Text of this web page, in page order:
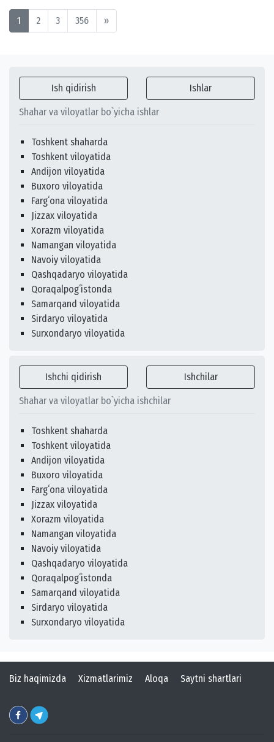
1 2 3 356 »
Ish qidirish Ishlar
Shahar va viloyatlar bo`yicha ishlar
Toshkent shaharda
Toshkent viloyatida
Andijon viloyatida
Buxoro viloyatida
Fargʻona viloyatida
Jizzax viloyatida
Xorazm viloyatida
Namangan viloyatida
Navoiy viloyatida
Qashqadaryo viloyatida
Qoraqalpogʻistonda
Samarqand viloyatida
Sirdaryo viloyatida
Surxondaryo viloyatida
Ishchi qidirish Ishchilar
Shahar va viloyatlar bo`yicha ishchilar
Toshkent shaharda
Toshkent viloyatida
Andijon viloyatida
Buxoro viloyatida
Fargʻona viloyatida
Jizzax viloyatida
Xorazm viloyatida
Namangan viloyatida
Navoiy viloyatida
Qashqadaryo viloyatida
Qoraqalpogʻistonda
Samarqand viloyatida
Sirdaryo viloyatida
Surxondaryo viloyatida
Biz haqimizda Xizmatlarimiz Aloqa Saytni shartlari